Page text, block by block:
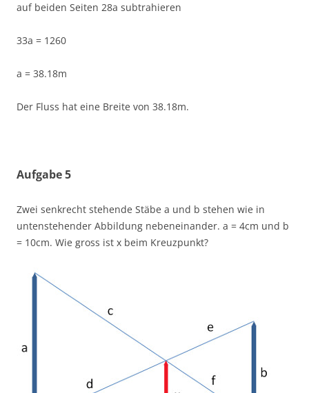
auf beiden Seiten 28a subtrahieren
33a = 1260
a = 38.18m
Der Fluss hat eine Breite von 38.18m.
Aufgabe 5
Zwei senkrecht stehende Stäbe a und b stehen wie in
untenstehender Abbildung nebeneinander. a = 4cm und b
= 10cm. Wie gross ist x beim Kreuzpunkt?